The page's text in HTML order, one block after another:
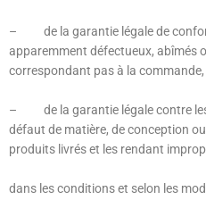
–
de la garantie légale de
apparemment défectueux, abîmés
correspondant pas à la commande,
–
de la garantie légale contre
défaut de matière, de conception
produits livrés et les rendant
dans les conditions et selon les